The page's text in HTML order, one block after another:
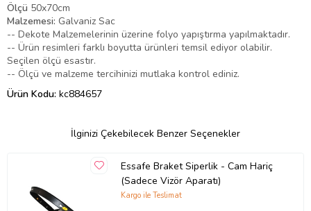
Ölçü 50x70cm
Malzemesi: Galvaniz Sac
-- Dekote Malzemelerinin üzerine folyo yapıştırma yapılmaktadır.
-- Ürün resimleri farklı boyutta ürünleri temsil ediyor olabilir.
Seçilen ölçü esastır.
-- Ölçü ve malzeme tercihinizi mutlaka kontrol ediniz.
Ürün Kodu: kc884657
İlginizi Çekebilecek Benzer Seçenekler
Essafe Braket Siperlik - Cam Hariç
(Sadece Vizör Aparatı)
Kargo ile Teslimat